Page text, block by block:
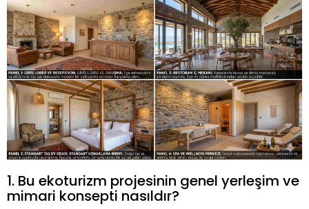
1. Bu ekoturizm projesinin genel yerleşim ve
mimari konsepti nasıldır?